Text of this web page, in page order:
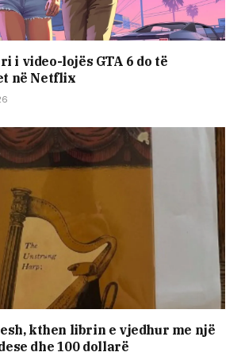
i video-lojës GTA 6 do të
në Netflix
kthen librin e vjedhur me një
dhe 100 dollarë